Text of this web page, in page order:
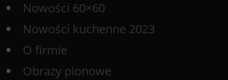
Nowości 60×60
Nowości kuchenne 2023
O firmie
Obrazy pionowe